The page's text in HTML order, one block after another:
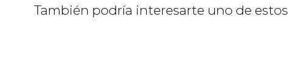
También podría interesarte uno de estos